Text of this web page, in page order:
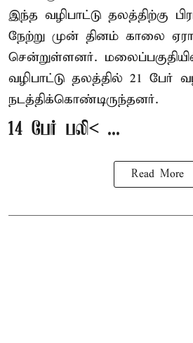
இந்த வழிபாட்டு தலத்திற்கு
நேற்று முன் தினம் காலை
சென்றுள்ளனர்.
வழிபாட்டு தலத்தில் 21 பேர்
நடத்திக்கொண்டிருந்தனர்.
14 பேர் பலி< ...
Read More